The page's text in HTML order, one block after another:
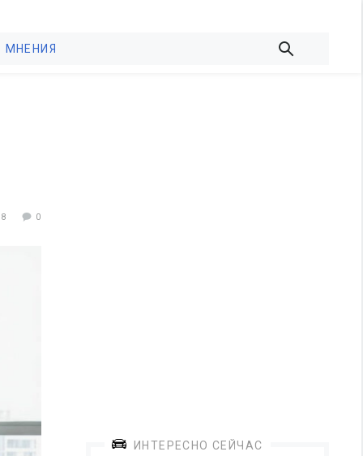
МНЕНИЯ
0
ИНТЕРЕСНО СЕЙЧАС